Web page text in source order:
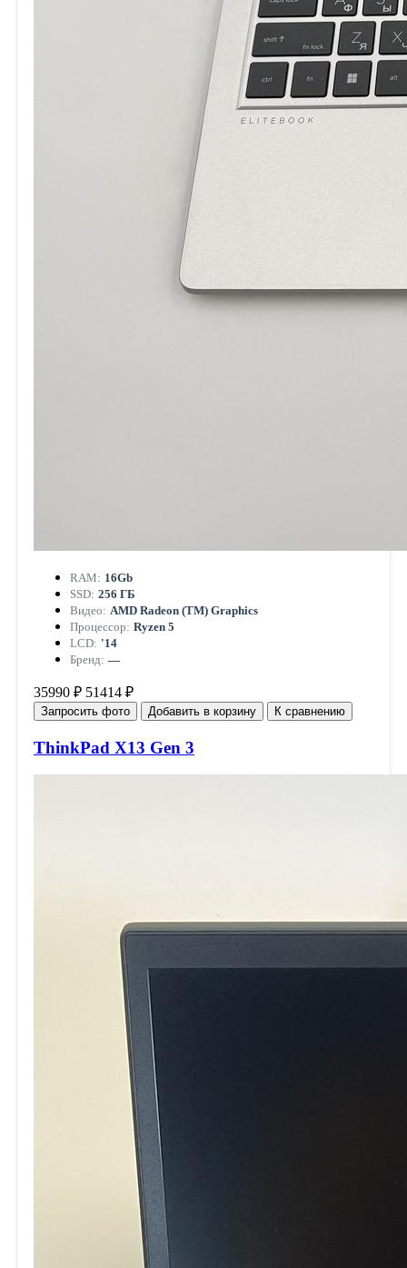
RAM: 16Gb
SSD: 256 ГБ
Видео: AMD Radeon (TM) Graphics
Процессор: Ryzen 5
LCD: '14
Бренд: —
35990 ₽ 51414 ₽
Запросить фото Добавить в корзину К сравнению
ThinkPad X13 Gen 3